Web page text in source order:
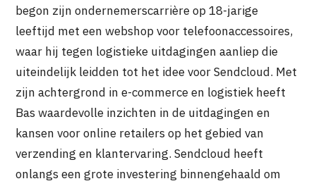
begon zijn ondernemerscarrière op 18-jarige
leeftijd met een webshop voor telefoonaccessoires,
waar hij tegen logistieke uitdagingen aanliep die
uiteindelijk leidden tot het idee voor Sendcloud. Met
zijn achtergrond in e-commerce en logistiek heeft
Bas waardevolle inzichten in de uitdagingen en
kansen voor online retailers op het gebied van
verzending en klantervaring. Sendcloud heeft
onlangs een grote investering binnengehaald om